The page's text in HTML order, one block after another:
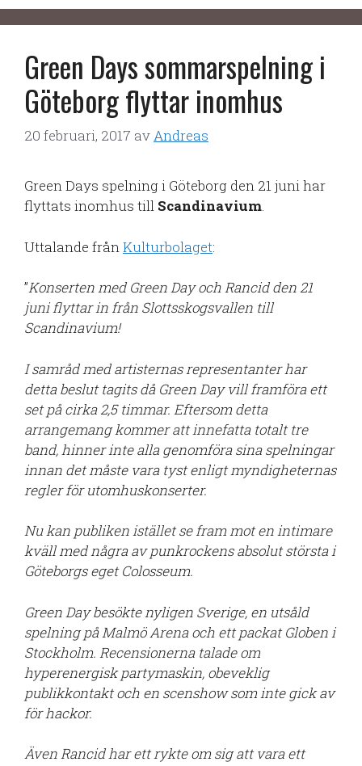
Green Days sommarspelning i
Göteborg flyttar inomhus
20 februari, 2017 avAndreas
Green Days spelning i Göteborg den 21 juni har
flyttats inomhus till Scandinavium.
Uttalande från Kulturbolaget:
”Konserten med Green Day och Rancid den 21
juni flyttar in från Slottsskogsvallen till
Scandinavium!
I samråd med artisternas representanter har
detta beslut tagits då Green Day vill framföra ett
set på cirka 2,5 timmar. Eftersom detta
arrangemang kommer att innefatta totalt tre
band, hinner inte alla genomföra sina spelningar
innan det måste vara tyst enligt myndigheternas
regler för utomhuskonserter.
Nu kan publiken istället se fram mot en intimare
kväll med några av punkrockens absolut största i
Göteborgs eget Colosseum.
Green Day besökte nyligen Sverige, en utsåld
spelning på Malmö Arena och ett packat Globen i
Stockholm. Recensionerna talade om
hyperenergisk partymaskin, obeveklig
publikkontakt och en scenshow som inte gick av
för hackor.
Även Rancid har ett rykte om sig att vara ett